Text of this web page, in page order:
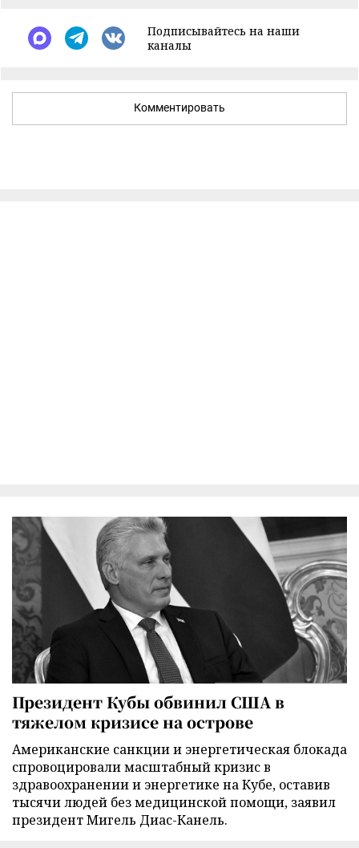
Подписывайтесь на наши
каналы
Комментировать
Президент Кубы обвинил США в
тяжелом кризисе на острове
Американские санкции и энергетическая блокада
спровоцировали масштабный кризис в
здравоохранении и энергетике на Кубе, оставив
тысячи людей без медицинской помощи, заявил
президент Мигель Диас-Канель.